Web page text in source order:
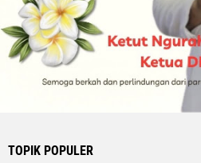
TOPIK POPULER